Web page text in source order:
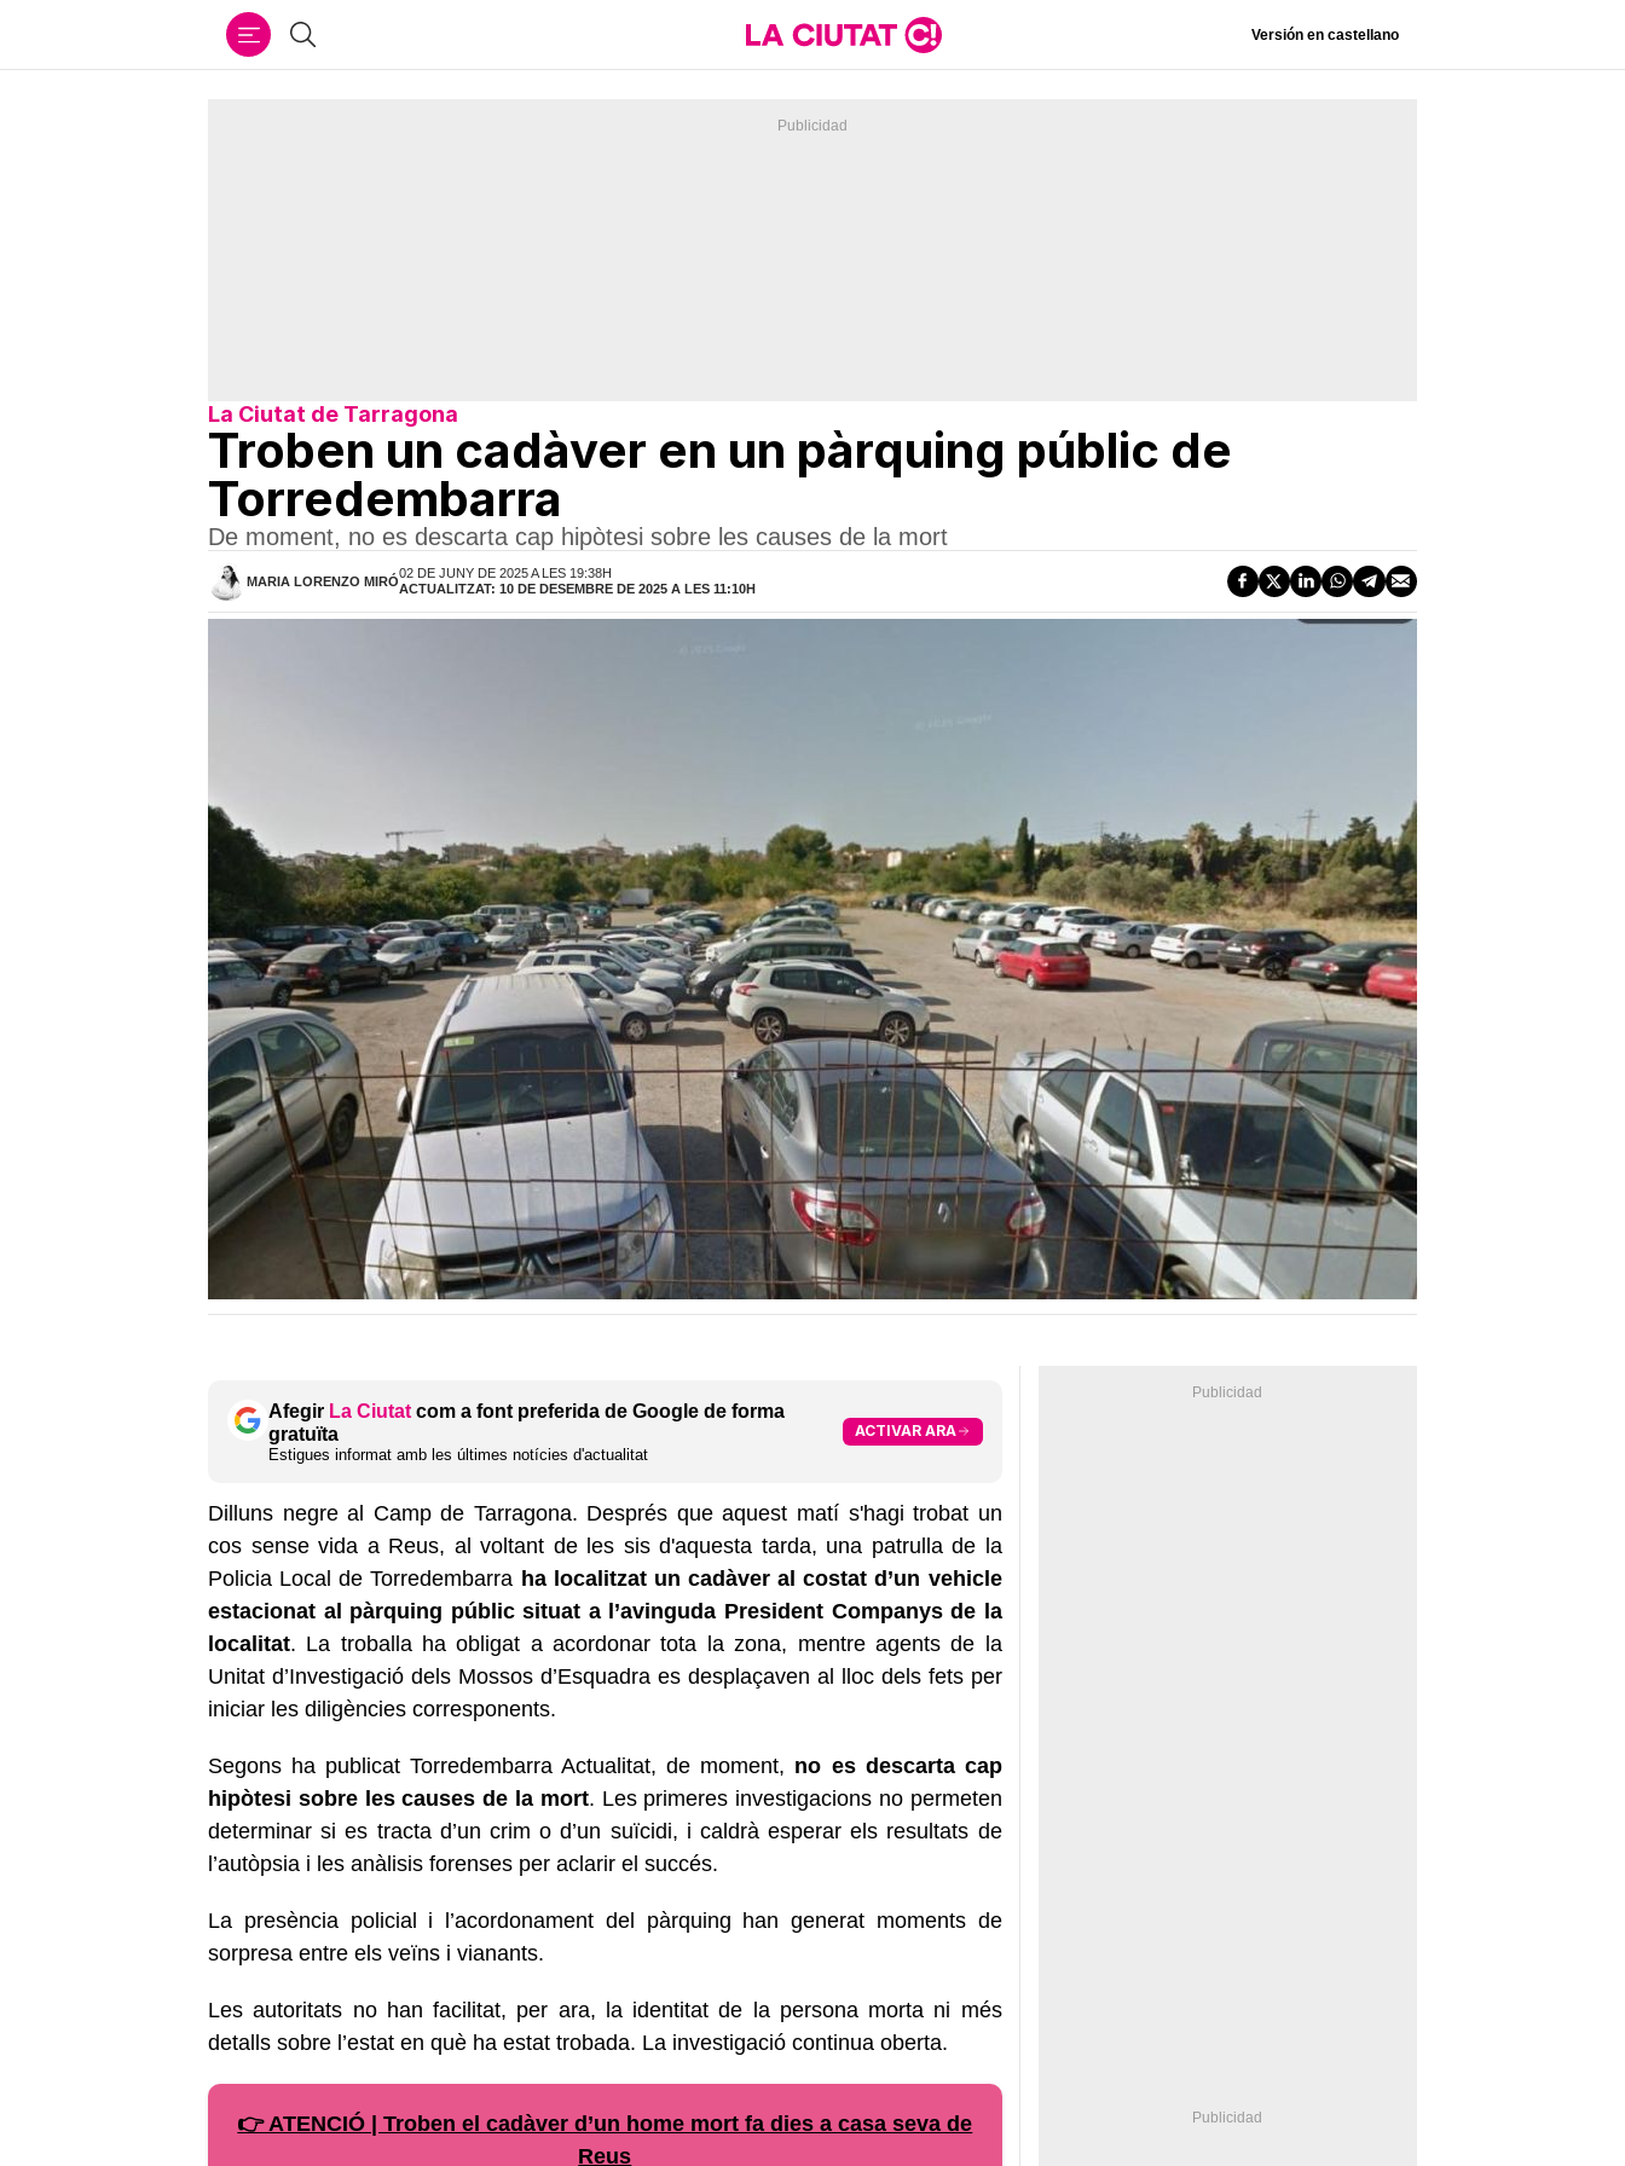
Cercar Versión en castellano
La Ciutat de Tarragona
Troben un cadàver en un pàrquing públic de
Torredembarra
De moment, no es descarta cap hipòtesi sobre les causes de la mort
MARIA LORENZO MIRÓ
02 DE JUNY DE 2025 A LES 19:38H
ACTUALITZAT: 10 DE DESEMBRE DE 2025 A LES 11:10H
Afegir La Ciutat com a font preferida de Google de forma
gratuïta
Estigues informat amb les últimes notícies d'actualitat
ACTIVAR ARA
Dilluns negre al Camp de Tarragona. Després que aquest matí s'hagi trobat un
cos sense vida a Reus, al voltant de les sis d'aquesta tarda, una patrulla de la
Policia Local de Torredembarra ha localitzat un cadàver al costat d’un vehicle
estacionat al pàrquing públic situat a l’avinguda President Companys de la
localitat. La troballa ha obligat a acordonar tota la zona, mentre agents de la
Unitat d’Investigació dels Mossos d’Esquadra es desplaçaven al lloc dels fets per
iniciar les diligències corresponents.
Segons ha publicat Torredembarra Actualitat, de moment, no es descarta cap
hipòtesi sobre les causes de la mort. Les primeres investigacions no permeten
determinar si es tracta d’un crim o d’un suïcidi, i caldrà esperar els resultats de
l’autòpsia i les anàlisis forenses per aclarir el succés.
La presència policial i l’acordonament del pàrquing han generat moments de
sorpresa entre els veïns i vianants.
Les autoritats no han facilitat, per ara, la identitat de la persona morta ni més
detalls sobre l’estat en què ha estat trobada. La investigació continua oberta.
👉 ATENCIÓ | Troben el cadàver d’un home mort fa dies a casa seva de
Reus